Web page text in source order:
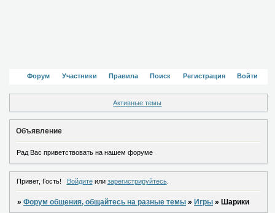
Форум Участники Правила Поиск Регистрация Войти
Активные темы
Объявление
Рад Вас приветствовать на нашем форуме
Привет, Гость! Войдитеили зарегистрируйтесь.
»Форум общения, общайтесь на разные темы »Игры »Шарики